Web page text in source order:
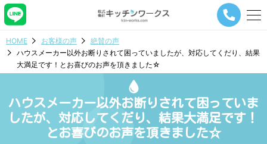
メ
ー
ビ
シ
ョ
HOME お客様の声
絶賛の声
ハウスメーカー以外お断りされて困っていましたが、対応してくだり、結果
大満足です！とお喜びのお声を頂きました☆
ハウスメーカー以外お断りされて困っていま
したが、対応してくだり、結果大満足です！
とお喜びのお声を頂きました☆